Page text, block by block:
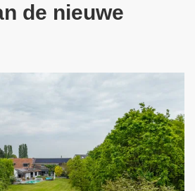
de nieuwe